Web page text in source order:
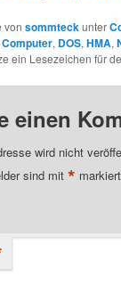
vonsommteckunter
Computer, DOS,HMA,
ein Lesezeichen für
einen
wird nicht
sind mit* markiert